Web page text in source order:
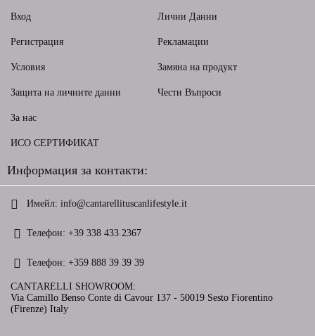
Вход
Регистрация
Условия
Защита на личните данни
Лични Данни
Рекламации
Замяна на продукт
Чести Въпроси
За нас
ИСО СЕРТИФИКАТ
Информация за контакти:
Имейл: info@cantarellituscanlifestyle.it
Телефон: +39 338 433 2367
Телефон: +359 888 39 39 39
CANTARELLI SHOWROOM:
Via Camillo Benso Conte di Cavour 137 - 50019 Sesto Fiorentino
(Firenze) Italy